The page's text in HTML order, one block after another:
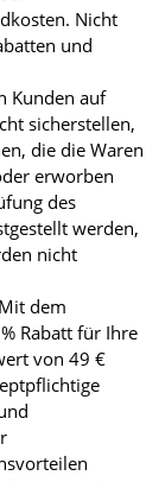
Nicht
und
Kunden auf
sicherstellen,
die die Waren
erworben
des
werden,
nicht
dem
Rabatt für Ihre
von 49 €